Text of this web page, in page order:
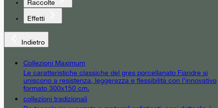
Raccolte
Effetti
Indietro
Collezioni Maximum
Le caratteristiche classiche del gres porcellanato Fiandre si
uniscono a resistenza, leggerezza e flessibilità con l’innovativo
formato 300x150 cm.
collezioni tradizionali